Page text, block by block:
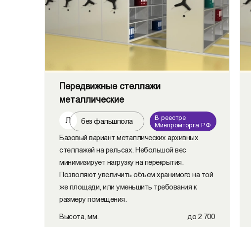
Передвижные стеллажи
металлические
Л без фальшпола
В реестре
Минпромторга РФ
Базовый вариант металлических архивных
стеллажей на рельсах. Небольшой вес
минимизирует нагрузку на перекрытия.
Позволяют увеличить объем хранимого на той
же площади, или уменьшить требования к
размеру помещения.
Высота, мм. до 2 700